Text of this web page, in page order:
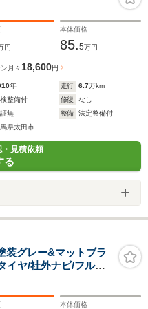
円
本体価格
85.5万円
月々 18,600円
年 走行 6.7万km
整備付 修復
なし
無 整備
法定整備付
県太田市
見積依頼
る
グレー&マットブラ
イヤ/社外ナビ/フルセ
ンブレム
本体価格